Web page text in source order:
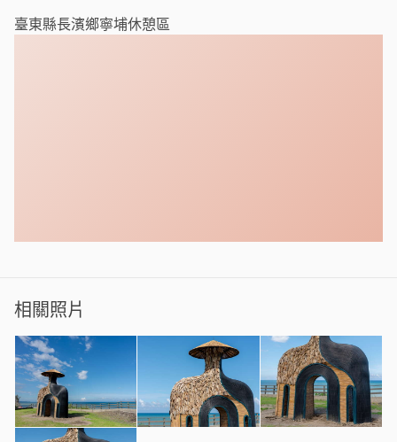
臺東縣長濱鄉寧埔休憩區
相關照片